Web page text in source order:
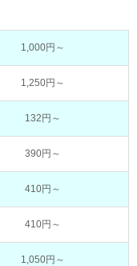
1,000円～
1,250円～
132円～
390円～
410円～
410円～
1,050円～